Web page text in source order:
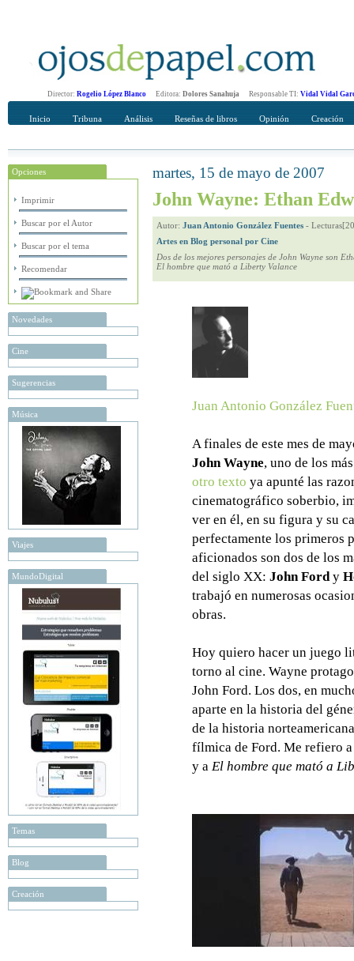
Director: Rogelio López Blanco Editora: Dolores Sanahuja Responsable TI: Vidal Vidal
Inicio Tribuna Análisis Reseñas de libros Opinión Creación
Opciones
Imprimir
Buscar por el Autor
Buscar por el tema
Recomendar
Novedades
Cine
Sugerencias
Música
Viajes
MundoDigital
Temas
Blog
Creación
Recomendar
martes, 15 de mayo de 2007
John Wayne: Ethan
Autor: Juan Antonio González Fuentes -
Artes en Blog personal por Cine
Dos de los mejores personajes de John Wayne son
El hombre que mató a Liberty Valance
Juan Antonio González
A finales de este mes de
John Wayne, uno de los
otro texto ya apunté las
cinematográfico soberbio,
ver en él, en su figura y su
perfectamente los primeros
aficionados son dos de los
del siglo XX: John Fordy
trabajó en numerosas
obras.
Hoy quiero hacer un juego
torno al cine. Wayne
John Ford. Los dos, en
aparte en la historia del
de la historia
fílmica de Ford. Me refiero
y a El hombre que mató a